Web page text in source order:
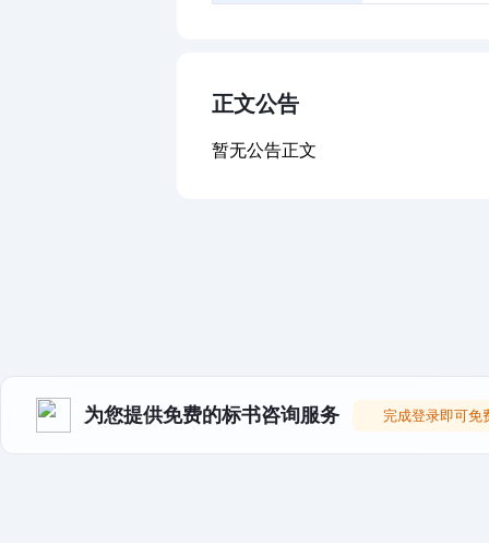
正文公告
暂无公告正文
为您提供免费的标书咨询服务 完成登录即可免